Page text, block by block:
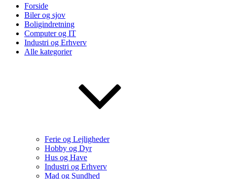
Forside
Biler og sjov
Boligindretning
Computer og IT
Industri og Erhverv
Alle kategorier
Ferie og Lejligheder
Hobby og Dyr
Hus og Have
Industri og Erhverv
Mad og Sundhed